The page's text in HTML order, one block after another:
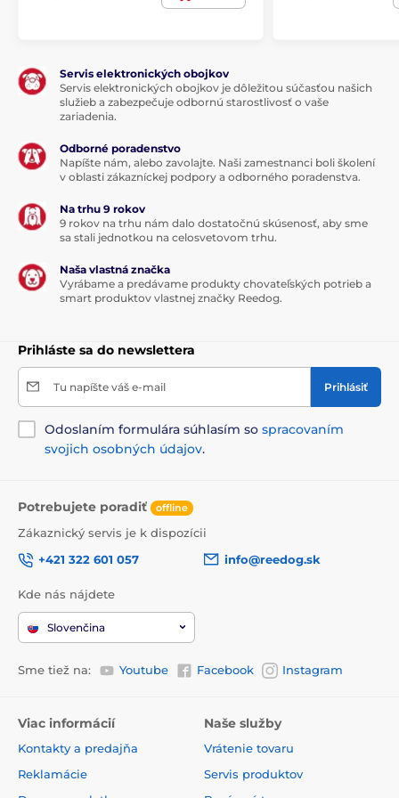
obojku
Váš psík sa pri jeho nosení nebude cítiť
nepohodlne. Obojok si môžete jednoducho nastaviť
podľa svojich potrieb.
Hmotnosť a rozmery
Obojok proti štekaniu
3,8 cm x 7,2 cm x 4,4 cm (šírka, výška,
hĺbka) a ergonomický tvar. Vďaka tomu sa
len
91 g.Kovové kontaktné body 9 a 12 mm.
predchádzajúceho upozornenia. Obrázky majú len
ilustračný charakter.
Produkt je zaradený v kategóriách
Servis elektronických obojkov
Servis elektronických obojkov je dôležitou súčasťou našich
služieb a zabezpečuje odbornú starostlivosť o vaše
zariadenia.
Odborné poradenstvo
Napíšte nám, alebo zavolajte. Naši zamestnanci boli školení
v oblasti zákazníckej podpory a odborného poradenstva.
Na trhu 9 rokov
9 rokov na trhu nám dalo dostatočnú skúsenosť, aby sme
sa stali jednotkou na celosvetovom trhu.
Naša vlastná značka
Vyrábame a predávame produkty chovateľských potrieb a
smart produktov vlastnej značky Reedog.
Prihláste sa do newslettera
Tu napíšte váš e-mail Prihlásiť
Odoslaním formulára súhlasím so spracovaním
svojich osobných údajov.
Potrebujete poradiť offline
Zákaznický servis je k dispozícii
+421 322 601 057
info@reedog.sk
Kde nás nájdete
Slovenčina
Sme tiež na: Youtube Facebook Instagram
Viac informácií
Kontakty a predajňa
Reklamácie
Naše služby
Vrátenie tovaru
Servis produktov